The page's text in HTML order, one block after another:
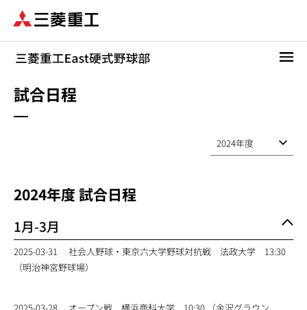
ン
試合日程
2024年度 試合日程
1月-3月
2025-03-31
社会人野球・東京六大学野球対抗戦 法政大学 13:30
（明治神宮野球場）